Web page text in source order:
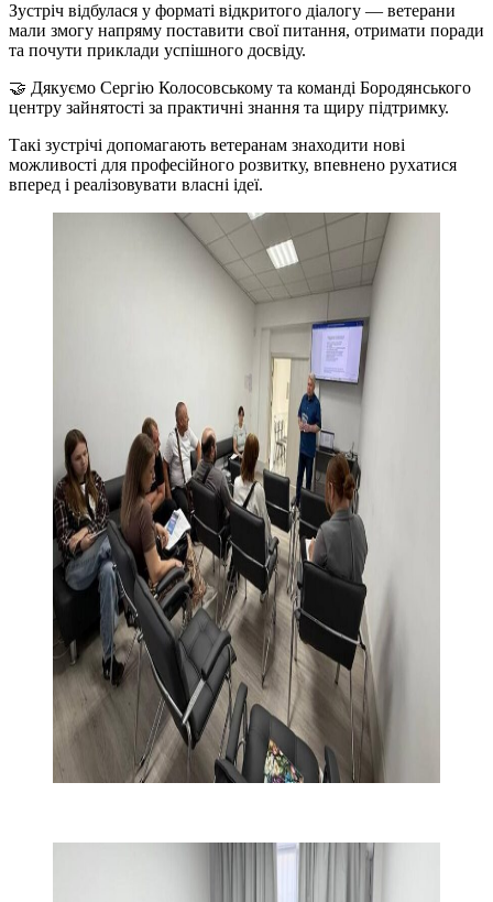
Зустріч відбулася у форматі відкритого діалогу — ветерани
мали змогу напряму поставити свої питання, отримати поради
та почути приклади успішного досвіду.
🤝 Дякуємо Сергію Колосовському та команді Бородянського
центру зайнятості за практичні знання та щиру підтримку.
Такі зустрічі допомагають ветеранам знаходити нові
можливості для професійного розвитку, впевнено рухатися
вперед і реалізовувати власні ідеї.